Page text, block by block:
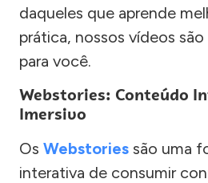
daqueles que aprende
prática, nossos vídeos
para você.
Webstories: Conteúdo
Imersivo
Os Webstories são uma
interativa de consumir